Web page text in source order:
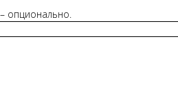
опционально.